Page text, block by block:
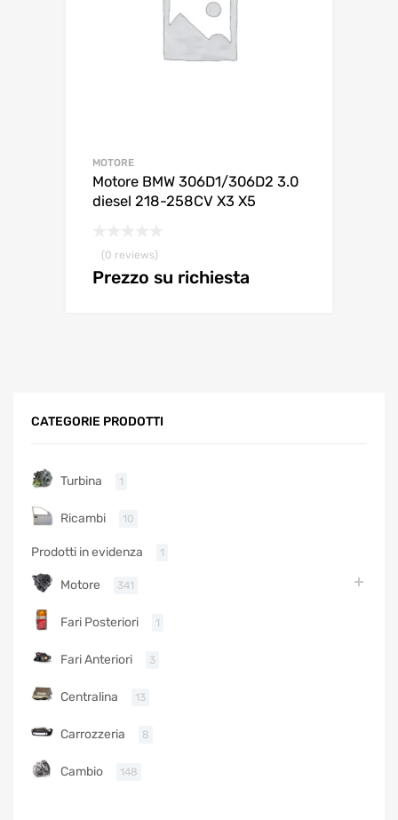
MOTORE
Motore BMW 306D1/306D2 3.0
diesel 218-258CV X3 X5
(0 reviews)
Prezzo su richiesta
CATEGORIE PRODOTTI
Turbina 1
Ricambi 10
Prodotti in evidenza 1
Motore 341
Fari Posteriori 1
Fari Anteriori 3
Centralina 13
Carrozzeria 8
Cambio 148